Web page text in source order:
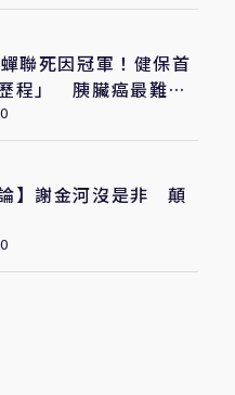
聯死因冠軍！健保首
程」 胰臟癌最難
見院際差41.8個百分
論】謝金河沒是非 顛